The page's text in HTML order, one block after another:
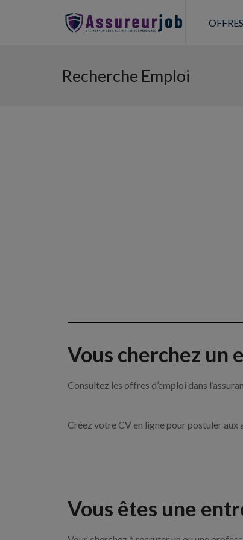
Recherche Emploi
Vous cherchez un
Consultez les offres d’emploi dans
Créez votre CV en ligne pour postuler aux
Vous êtes une